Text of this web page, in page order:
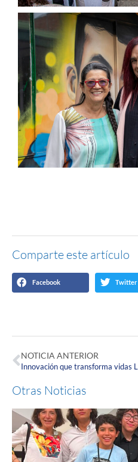
Comparte este artículo
Facebook Twitter
NOTICIA ANTERIOR
Innovación que transforma vidas
Otras Noticias